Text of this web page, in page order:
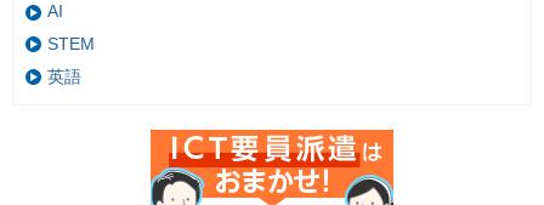
AI
STEM
英語